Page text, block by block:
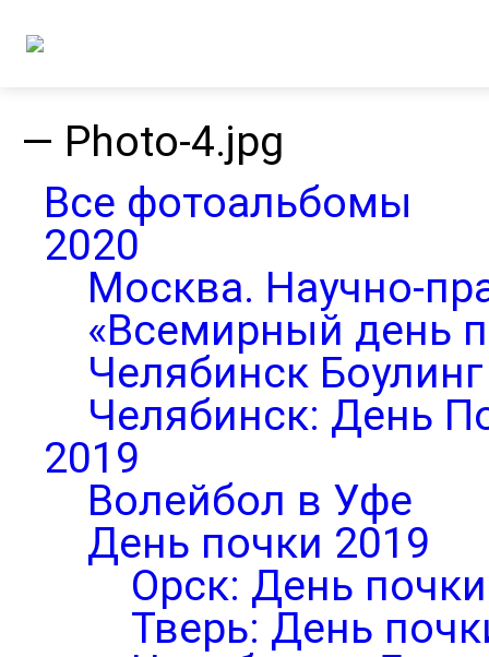
— Photo-4.jpg
Все фотоальбомы
2020
Москва. Научно-
«Всемирный день
Челябинск
Челябинск: День
2019
Волейбол в Уфе
День почки 2019
Орск: День почки
Тверь: День